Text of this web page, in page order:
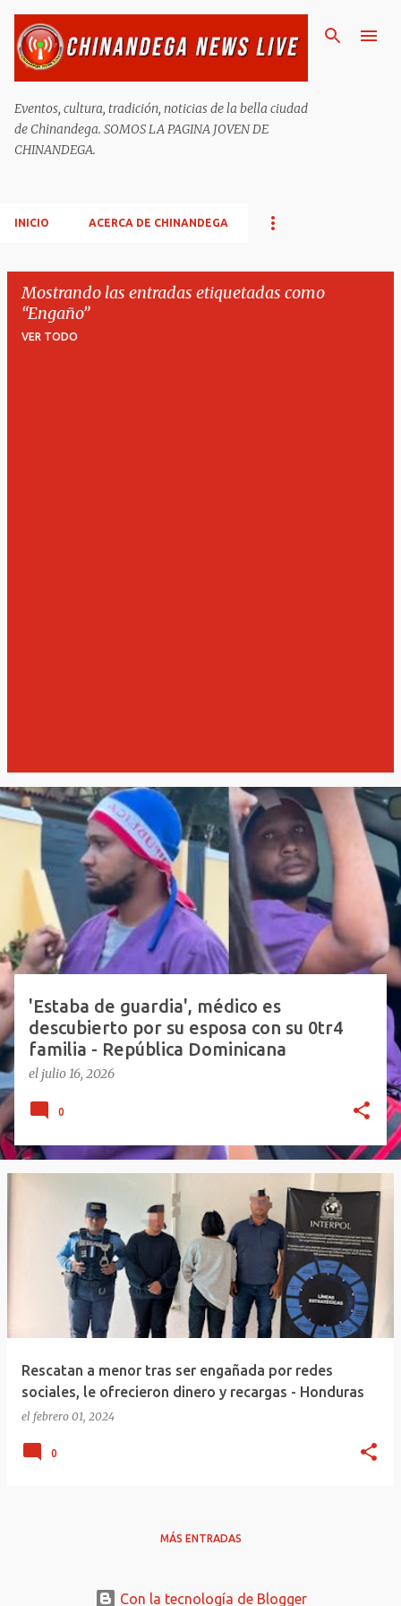
Eventos, cultura, tradición, noticias de la bella ciudad
de Chinandega. SOMOS LA PAGINA JOVEN DE
CHINANDEGA.
INICIO ACERCA DE CHINANDEGA
Mostrando las entradas etiquetadas como
Engaño
VER TODO
E
d
a
s
'Estaba de guardia', médico es
descubierto por su esposa con su 0tr4
familia - República Dominicana
el julio 16, 2026
0
Rescatan a menor tras ser engañada por redes
sociales, le ofrecieron dinero y recargas - Honduras
el febrero 01, 2024
0
MÁS ENTRADAS
Con la tecnología de Blogger